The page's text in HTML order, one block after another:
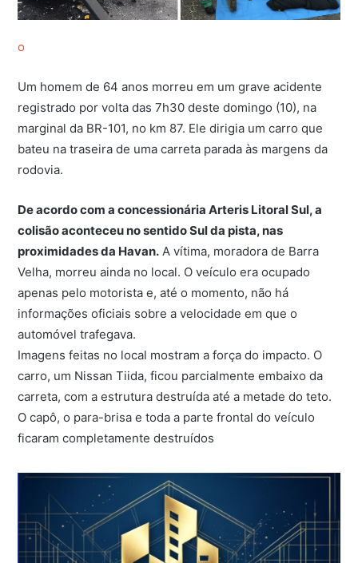
o
Um homem de 64 anos morreu em um grave acidente
registrado por volta das 7h30 deste domingo (10), na
marginal da BR-101, no km 87. Ele dirigia um carro que
bateu na traseira de uma carreta parada às margens da
rodovia.
De acordo com a concessionária Arteris Litoral Sul, a
colisão aconteceu no sentido Sul da pista, nas
proximidades da Havan. A vítima, moradora de Barra
Velha, morreu ainda no local. O veículo era ocupado
apenas pelo motorista e, até o momento, não há
informações oficiais sobre a velocidade em que o
automóvel trafegava.
Imagens feitas no local mostram a força do impacto. O
carro, um Nissan Tiida, ficou parcialmente embaixo da
carreta, com a estrutura destruída até a metade do teto.
O capô, o para-brisa e toda a parte frontal do veículo
ficaram completamente destruídos